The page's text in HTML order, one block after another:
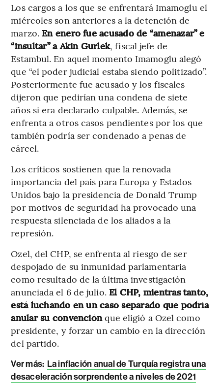
Los cargos a los que se enfrentará Imamoglu el
miércoles son anteriores a la detención de
marzo. En enero fue acusado de “amenazar” e
“insultar” a Akin Gurlek, fiscal jefe de
Estambul. En aquel momento Imamoglu alegó
que “el poder judicial estaba siendo politizado”.
Posteriormente fue acusado y los fiscales
dijeron que pedirían una condena de siete
años si era declarado culpable. Además, se
enfrenta a otros casos pendientes por los que
también podría ser condenado a penas de
cárcel.
Los críticos sostienen que la renovada
importancia del país para Europa y Estados
Unidos bajo la presidencia de Donald Trump
por motivos de seguridad ha provocado una
respuesta silenciada de los aliados a la
represión.
Ozel, del CHP, se enfrenta al riesgo de ser
despojado de su inmunidad parlamentaria
como resultado de la última investigación
anunciada el 6 de julio. El CHP, mientras tanto,
está luchando en un caso separado que podría
anular su convenciónque eligió a Ozel como
presidente, y forzar un cambio en la dirección
del partido.
Ver más: La inflación anual de Turquía registra una
desaceleración sorprendente a niveles de 2021